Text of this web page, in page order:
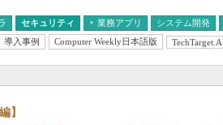
セキュリティ 業務アプリ
AI
システム開発
経営とIT 医療IT
導入事例 Computer Weekly日本語版
】